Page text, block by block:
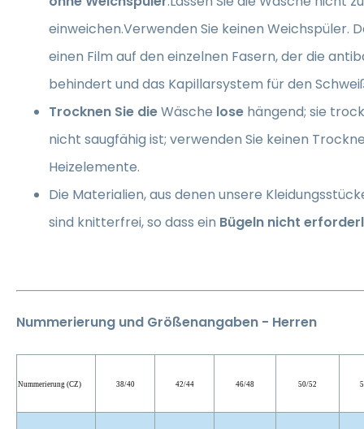
einweichen.Verwenden Sie keinen Weichspüler.
einen Film auf den einzelnen Fasern, der die
behindert und das Kapillarsystem für den
Trocknen Sie dieWäsche lose hängend; sie
nicht saugfähig ist; verwenden Sie keinen
Heizelemente.
Die Materialien, aus denen unsere
sind knitterfrei, so dass ein Bügeln nicht
Nummerierung und Größenangaben - Herren
Nummerierung (CZ) 38/40 42/44 46/48 50/52